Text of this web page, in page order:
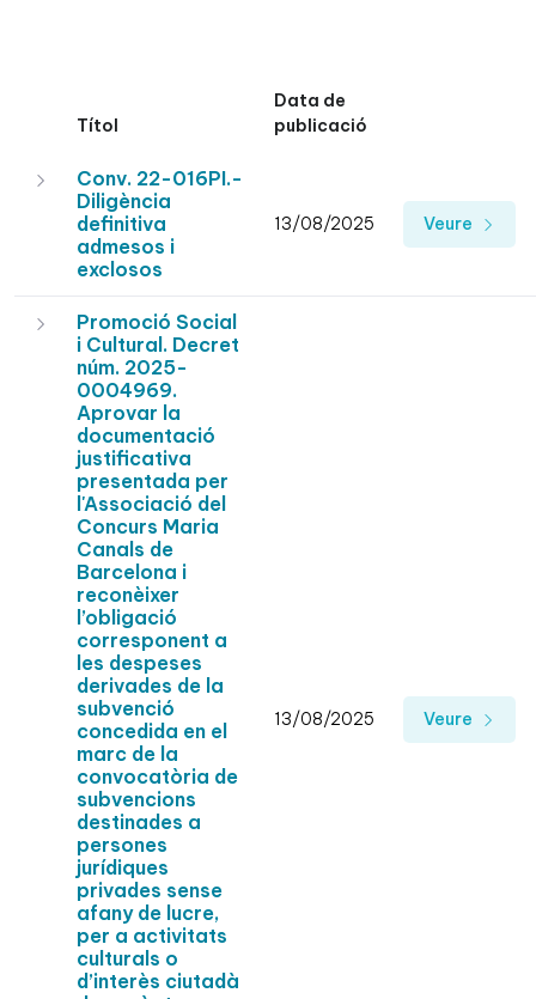
Títol
Data de
publicació
Conv. 22-016PI.-
Diligència
definitiva
admesos i
exclosos
13/08/2025 Veure
Promoció Social
i Cultural. Decret
núm. 2025-
0004969.
Aprovar la
documentació
justificativa
presentada per
l'Associació del
Concurs Maria
Canals de
Barcelona i
reconèixer
l’obligació
corresponent a
les despeses
derivades de la
subvenció
concedida en el
marc de la
convocatòria de
subvencions
destinades a
persones
jurídiques
privades sense
afany de lucre,
per a activitats
culturals o
d’interès ciutadà
13/08/2025 Veure